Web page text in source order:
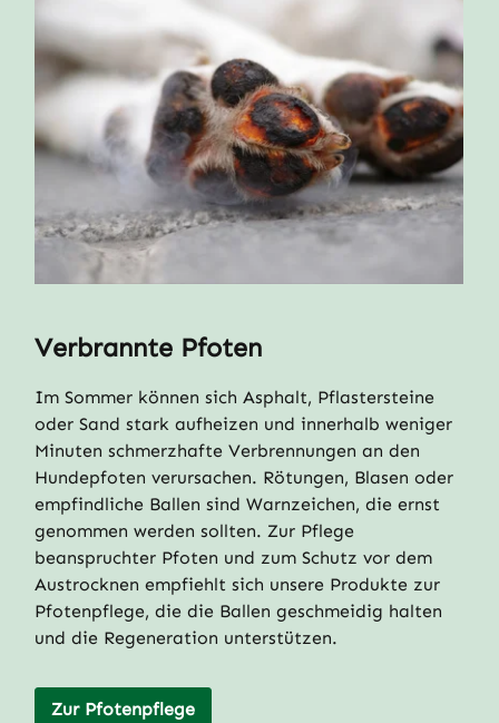
Verbrannte Pfoten
Im Sommer können sich Asphalt, Pflastersteine
oder Sand stark aufheizen und innerhalb weniger
Minuten schmerzhafte Verbrennungen an den
Hundepfoten verursachen. Rötungen, Blasen oder
empfindliche Ballen sind Warnzeichen, die ernst
genommen werden sollten. Zur Pflege
beanspruchter Pfoten und zum Schutz vor dem
Austrocknen empfiehlt sich unsere Produkte zur
Pfotenpflege, die die Ballen geschmeidig halten
und die Regeneration unterstützen.
Zur Pfotenpflege